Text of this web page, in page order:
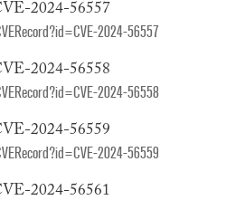
2024-56557
2024-56557
2024-56558
2024-56558
2024-56559
2024-56559
2024-56561